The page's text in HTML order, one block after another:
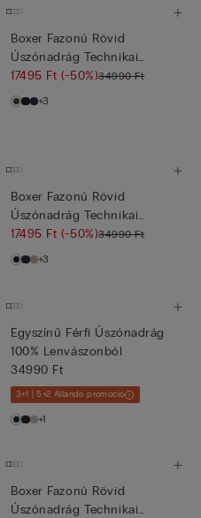
Boxer Fazonú Rövid
Úszónadrág Technikai
Szövetből
17495 Ft(-50%)34990 Ft
+3
Boxer Fazonú Rövid
Úszónadrág Technikai
Szövetből
17495 Ft(-50%)34990 Ft
+3
Egyszínű Férfi Úszónadrág
100% Lenvászonból
34990 Ft
3+1 | 5+2 Állandó promóció
+1
Boxer Fazonú Rövid
Úszónadrág Technikai